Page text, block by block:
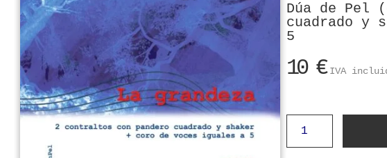
Dúa de Pel
cuadrado y
5
10 € IVA